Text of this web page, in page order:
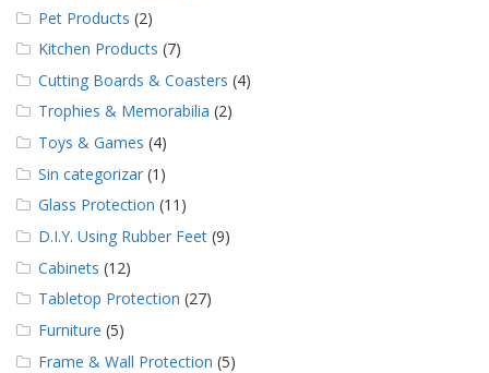
s
l
o
g
C
o
n
á
c
e
n
o
s
Pet Products (2)
Kitchen Products (7)
Cutting Boards & Coasters (4)
Trophies & Memorabilia (2)
Toys & Games (4)
Sin categorizar (1)
Glass Protection (11)
D.I.Y. Using Rubber Feet (9)
Cabinets (12)
Tabletop Protection (27)
Furniture (5)
Frame & Wall Protection (5)